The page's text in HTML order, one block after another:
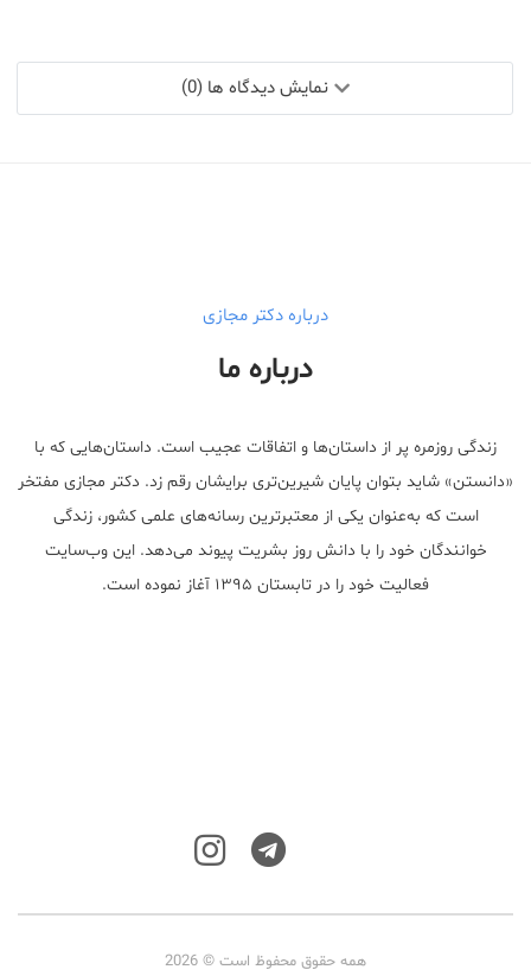
نمایش دیدگاه ها (0)
درباره دکتر مجازی
درباره ما
زندگی روزمره پر از داستان‌ها و اتفاقات عجیب است. داستان‌هایی که با
«دانستن» شاید بتوان پایان شیرین‌تری برایشان رقم زد. دکتر مجازی مفتخر
است که به‌عنوان یکی از معتبر‌ترین رسانه‌های علمی کشور، زندگی
خوانندگان خود را با دانش روز بشریت پیوند می‌دهد. این وب‌سایت
فعالیت خود را در تابستان ۱۳۹۵ آغاز نموده است.
همه حقوق محفوظ است © 2026